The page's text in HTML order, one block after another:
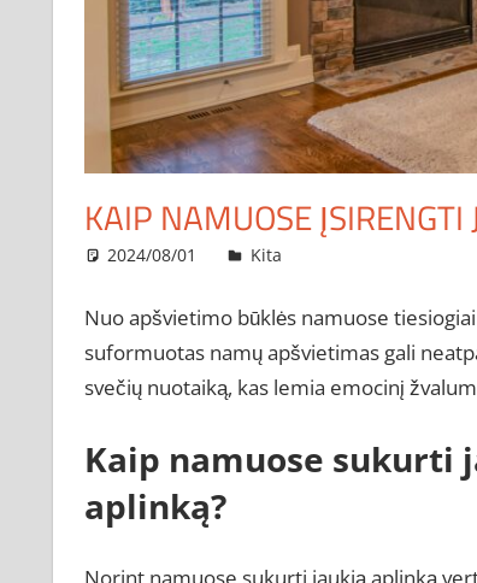
KAIP NAMUOSE
2024/08/01 administratorius
Kita
Nuo apšvietimo būklės namuose
suformuotas namų apšvietimas gali
svečių nuotaiką, kas lemia emocinį
Kaip namuose sukurti
aplinką?